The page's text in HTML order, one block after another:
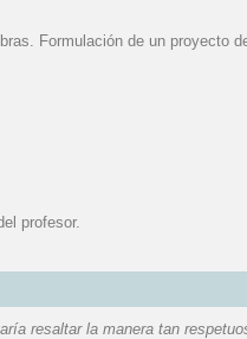
Formulación de un proyecto
profesor.
resaltar la manera tan